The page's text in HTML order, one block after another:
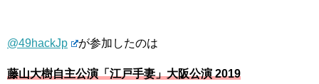
@49hackJp が参加したのは
藤山大樹自主公演「江戸手妻」大阪公演 2019